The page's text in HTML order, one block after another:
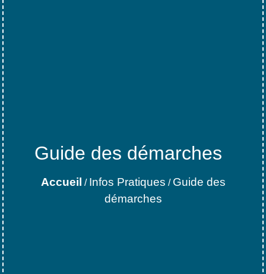
Guide des démarches
Accueil / Infos Pratiques / Guide des
démarches